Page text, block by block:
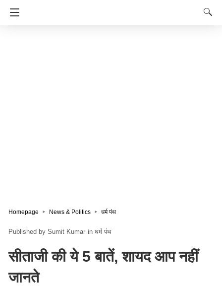
Homepage News & Politics धर्म पंथ
Sumit Kumar in धर्म पंथ
सीताजी की ये 5 बातें, शायद आप नहीं
जानते